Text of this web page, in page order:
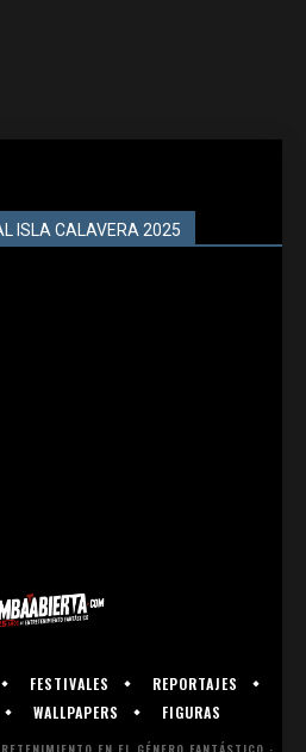
ISLA CALAVERA 2025
FESTIVALES
REPORTAJES
WALLPAPERS FIGURAS